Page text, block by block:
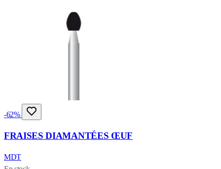
-62%
FRAISES DIAMANTÉES ŒUF
MDT